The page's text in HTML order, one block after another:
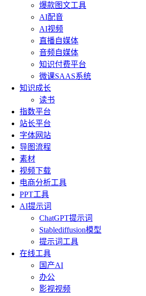
爆款图文工具
AI配音
AI视频
直播自媒体
音频自媒体
知识付费平台
微课SAAS系统
知识成长
读书
指数平台
站长平台
字体网站
导图流程
素材
视频下载
电商分析工具
PPT工具
AI提示词
ChatGPT提示词
Stablediffusion模型
提示词工具
在线工具
国产AI
办公
影视视频